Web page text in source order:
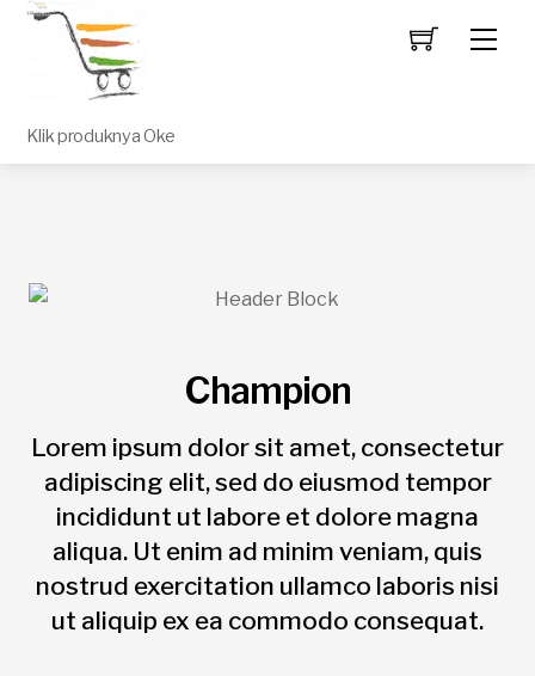
Klik produknya Oke
Champion
Lorem ipsum dolor sit amet, consectetur
adipiscing elit, sed do eiusmod tempor
incididunt ut labore et dolore magna
aliqua. Ut enim ad minim veniam, quis
nostrud exercitation ullamco laboris nisi
ut aliquip ex ea commodo consequat.